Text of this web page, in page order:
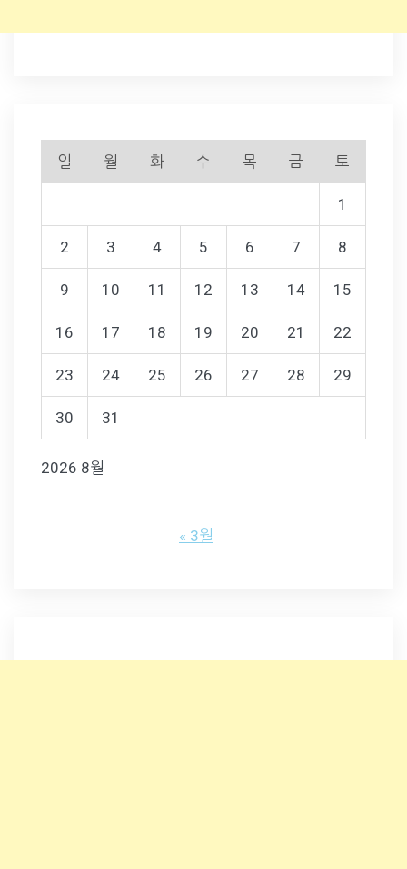
2026 8월
일 월 화 수 목 금 토
1
2 3 4 5 6 7 8
9 10 11 12 13 14 15
16 17 18 19 20 21 22
23 24 25 26 27 28 29
30 31
« 3월